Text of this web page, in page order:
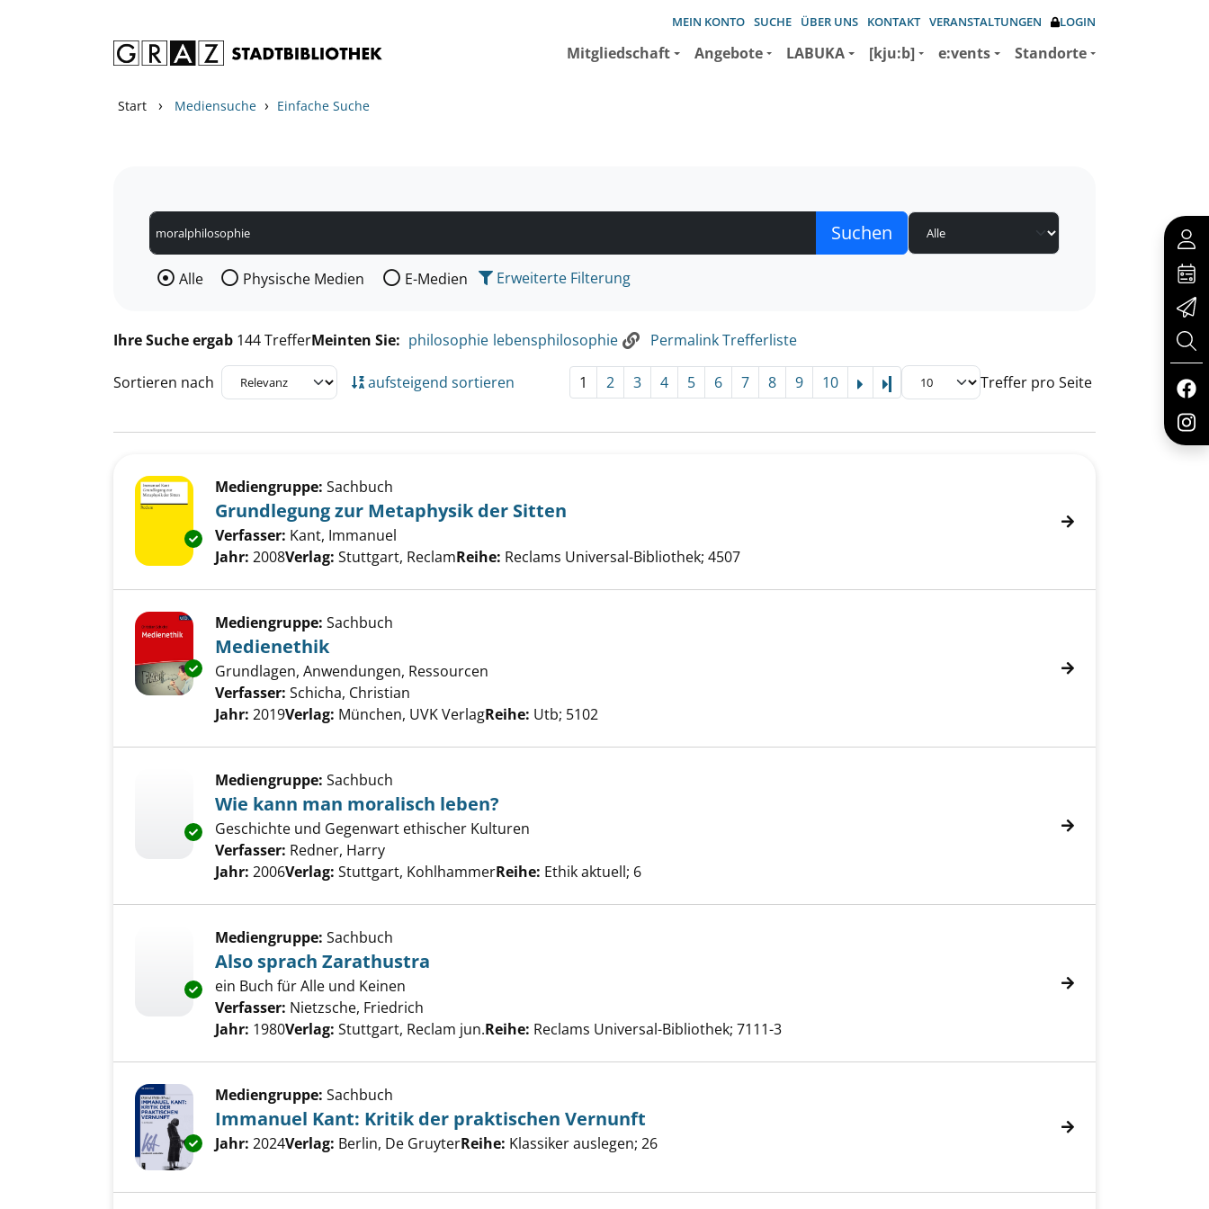
MEIN KONTO SUCHE ÜBER UNS KONTAKT VERANSTALTUNGEN LOGIN
Mitgliedschaft Angebote LABUKA [kju:b] e:vents Standorte
Start › Mediensuche › Einfache Suche
Wählen Sie die Medienart nach der Sie suchen wollen.
Alle Physische Medien E-Medien Erweiterte Filterung
Ihre Suche ergab 144 TrefferMeinten Sie: philosophie lebensphilosophie Permalink Trefferliste
Sortieren nach aufsteigend sortieren 1 2 3 4 5 6 7 8 9 10 Letzte Seite Treffer pro Seite
Exemplar-Details von Grundlegung zur Metaphysik der Sitten anzeigen
Mediengruppe: Sachbuch
Grundlegung zur Metaphysik der Sitten
Verfasser: Kant, Immanuel
Jahr: 2008Verlag: Stuttgart, ReclamReihe: Reclams Universal-Bibliothek; 4507
Exemplar-Details von Medienethik anzeigen
Mediengruppe: Sachbuch
Medienethik
Grundlagen, Anwendungen, Ressourcen
Verfasser: Schicha, Christian
Jahr: 2019Verlag: München, UVK VerlagReihe: Utb; 5102
Exemplar-Details von Wie kann man moralisch leben? anzeigen
Mediengruppe: Sachbuch
Wie kann man moralisch leben?
Geschichte und Gegenwart ethischer Kulturen
Verfasser: Redner, Harry
Jahr: 2006Verlag: Stuttgart, KohlhammerReihe: Ethik aktuell; 6
Exemplar-Details von Also sprach Zarathustra anzeigen
Mediengruppe: Sachbuch
Also sprach Zarathustra
ein Buch für Alle und Keinen
Verfasser: Nietzsche, Friedrich
Jahr: 1980Verlag: Stuttgart, Reclam jun.Reihe: Reclams Universal-Bibliothek; 7111-3
Exemplar-Details von Immanuel Kant: Kritik der praktischen Vernunft anzeigen
Mediengruppe: Sachbuch
Immanuel Kant: Kritik der praktischen Vernunft
Suche nach diesem Verfasser
Jahr: 2024Verlag: Berlin, De GruyterReihe: Klassiker auslegen; 26